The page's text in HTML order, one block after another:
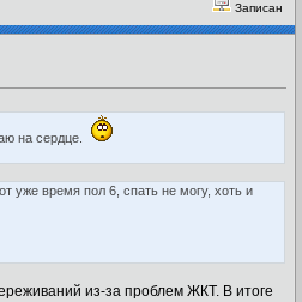
Записан
на сердце.
уже время пол 6, спать не могу, хоть и
из-за проблем ЖКТ. В итоге